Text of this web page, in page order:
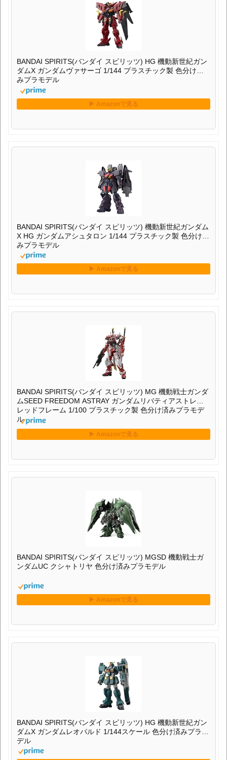
BANDAI SPIRITS(バンダイ スピリッツ) HG 機動新世紀ガン
ダムX ガンダムヴァサーゴ 1/144 プラスチック製 色分け済
みプラモデル
BANDAI SPIRITS(バンダイ スピリッツ) 機動新世紀ガンダム
X HG ガンダムアシュタロン 1/144 プラスチック製 色分け済
みプラモデル
BANDAI SPIRITS(バンダイ スピリッツ) MG 機動戦士ガンダ
ムSEED FREEDOM ASTRAY ガンダムリバティアストレイ
レッドフレーム 1/100 プラスチック製 色分け済みプラモデ
ル
BANDAI SPIRITS(バンダイ スピリッツ) MGSD 機動戦士ガ
ンダムUC クシャトリヤ 色分け済みプラモデル
BANDAI SPIRITS(バンダイ スピリッツ) HG 機動新世紀ガン
ダムX ガンダムレオパルド 1/144スケール 色分け済みプラモ
デル